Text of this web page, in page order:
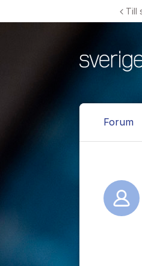
Till
Forum